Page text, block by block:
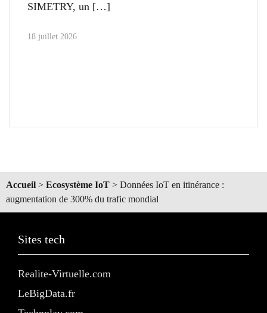
SIMETRY, un
18 juillet 2026
Accueil > Ecosystème IoT > Données IoT en itinérance :
augmentation de 300% du trafic mondial
Sites tech
Realite-Virtuelle.com
LeBigData.fr